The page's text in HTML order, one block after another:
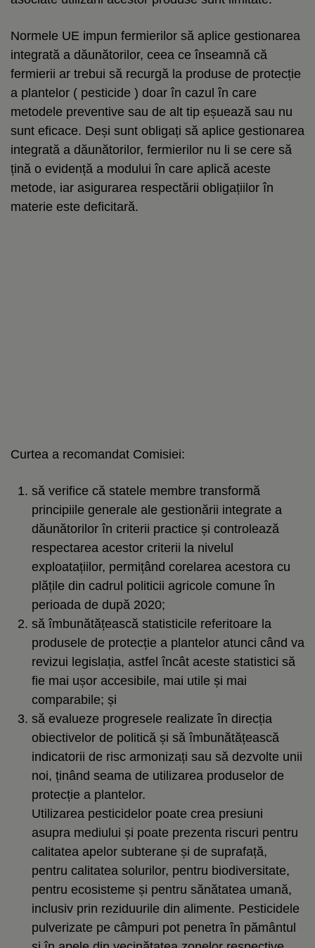
Normele UE impun fermierilor să aplice gestionarea
integrată a dăunătorilor, ceea ce înseamnă că
fermierii ar trebui să recurgă la produse de protecție
a plantelor ( pesticide ) doar în cazul în care
metodele preventive sau de alt tip eșuează sau nu
sunt eficace. Deși sunt obligați să aplice gestionarea
integrată a dăunătorilor, fermierilor nu li se cere să
țină o evidență a modului în care aplică aceste
metode, iar asigurarea respectării obligațiilor în
materie este deficitară.
Curtea a recomandat Comisiei:
să verifice că statele membre transformă
principiile generale ale gestionării integrate a
dăunătorilor în criterii practice și controlează
respectarea acestor criterii la nivelul
exploatațiilor, permițând corelarea acestora cu
plățile din cadrul politicii agricole comune în
perioada de după 2020;
să îmbunătățească statisticile referitoare la
produsele de protecție a plantelor atunci când va
revizui legislația, astfel încât aceste statistici să
fie mai ușor accesibile, mai utile și mai
comparabile; și
să evalueze progresele realizate în direcția
obiectivelor de politică și să îmbunătățească
indicatorii de risc armonizați sau să dezvolte unii
noi, ținând seama de utilizarea produselor de
protecție a plantelor.
Utilizarea pesticidelor poate crea presiuni
asupra mediului și poate prezenta riscuri pentru
calitatea apelor subterane și de suprafață,
pentru calitatea solurilor, pentru biodiversitate,
pentru ecosisteme și pentru sănătatea umană,
inclusiv prin reziduurile din alimente. Pesticidele
pulverizate pe câmpuri pot penetra în pământul